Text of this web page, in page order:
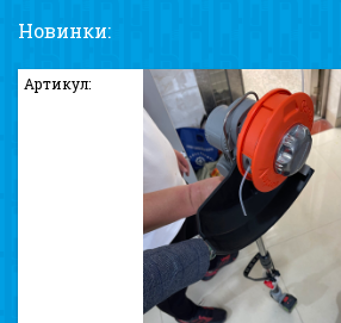
Новинки:
Артикул: